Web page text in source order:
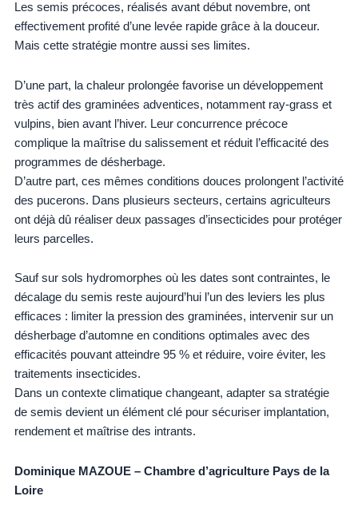
Les semis précoces, réalisés avant début novembre, ont
effectivement profité d’une levée rapide grâce à la douceur.
Mais cette stratégie montre aussi ses limites.
D’une part, la chaleur prolongée favorise un développement
très actif des graminées adventices, notamment ray-grass et
vulpins, bien avant l’hiver. Leur concurrence précoce
complique la maîtrise du salissement et réduit l’efficacité des
programmes de désherbage.
D’autre part, ces mêmes conditions douces prolongent l’activité
des pucerons. Dans plusieurs secteurs, certains agriculteurs
ont déjà dû réaliser deux passages d’insecticides pour protéger
leurs parcelles.
Sauf sur sols hydromorphes où les dates sont contraintes, le
décalage du semis reste aujourd’hui l’un des leviers les plus
efficaces : limiter la pression des graminées, intervenir sur un
désherbage d’automne en conditions optimales avec des
efficacités pouvant atteindre 95 % et réduire, voire éviter, les
traitements insecticides.
Dans un contexte climatique changeant, adapter sa stratégie
de semis devient un élément clé pour sécuriser implantation,
rendement et maîtrise des intrants.
Dominique MAZOUE– Chambre d’agriculture Pays de la
Loire